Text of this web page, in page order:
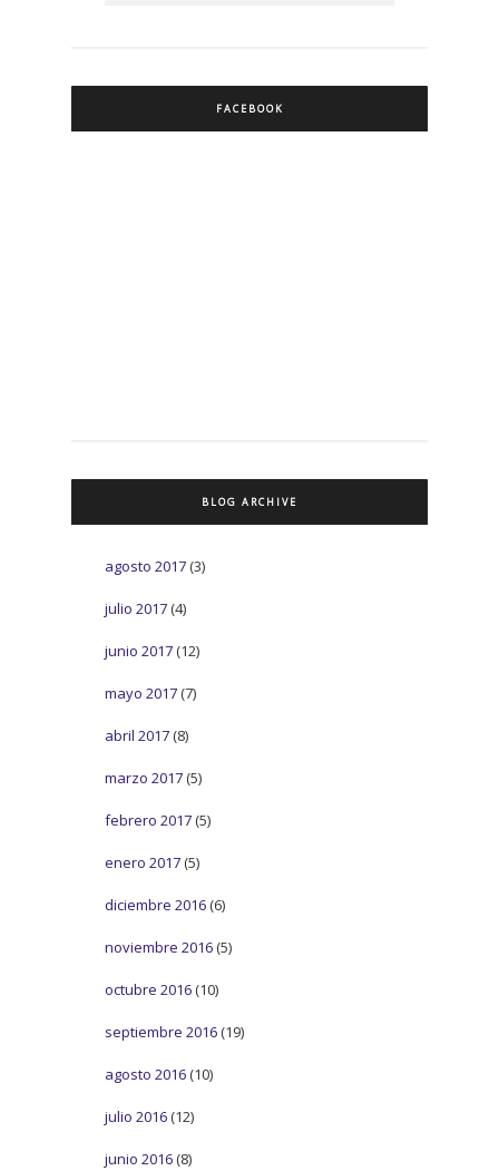
FACEBOOK
BLOG ARCHIVE
agosto 2017 (3)
julio 2017 (4)
junio 2017 (12)
mayo 2017 (7)
abril 2017 (8)
marzo 2017 (5)
febrero 2017 (5)
enero 2017 (5)
diciembre 2016 (6)
noviembre 2016 (5)
octubre 2016 (10)
septiembre 2016 (19)
agosto 2016 (10)
julio 2016 (12)
junio 2016 (8)